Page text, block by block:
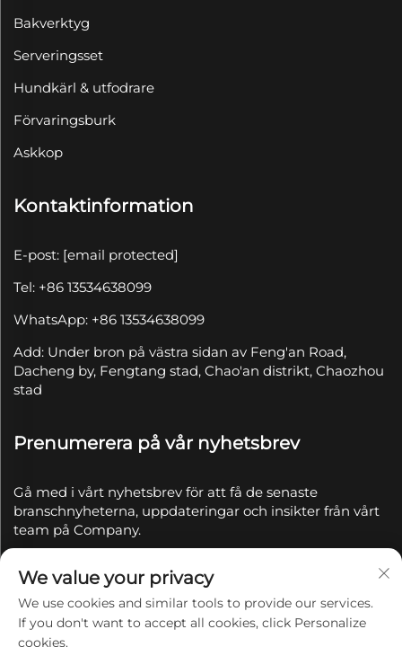
Bakverktyg
Serveringsset
Hundkärl & utfodrare
Förvaringsburk
Askkop
Kontaktinformation
E-post: [email protected]
Tel: +86 13534638099
WhatsApp: +86 13534638099
Add: Under bron på västra sidan av Feng'an Road,
Dacheng by, Fengtang stad, Chao'an distrikt, Chaozhou
stad
Prenumerera på vår nyhetsbrev
Gå med i vårt nyhetsbrev för att få de senaste
branschnyheterna, uppdateringar och insikter från vårt
team på Company.
Copyright © 2025 av Chaozhou Qianyue Ceramics Co.,
We value your privacy
We use cookies and similar tools to provide our services.
If you don't want to accept all cookies, click Personalize
cookies.